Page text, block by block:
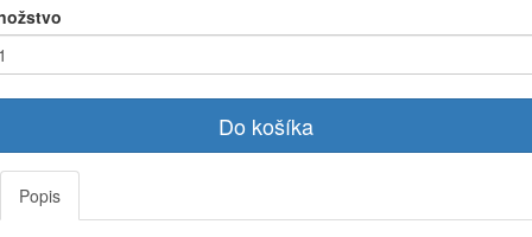
Do košíka
Popis